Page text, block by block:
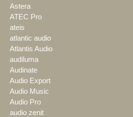
Astera
ATEC Pro
ateis
atlantic audio
Atlantis Audio
audiluma
Audinate
Audio Export
Audio Music
Audio Pro
audio zenit